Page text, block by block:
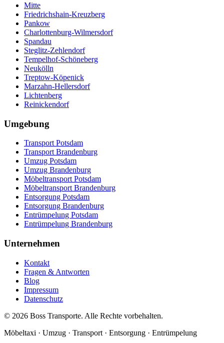
Mitte
Friedrichshain-Kreuzberg
Pankow
Charlottenburg-Wilmersdorf
Spandau
Steglitz-Zehlendorf
Tempelhof-Schöneberg
Neukölln
Treptow-Köpenick
Marzahn-Hellersdorf
Lichtenberg
Reinickendorf
Umgebung
Transport Potsdam
Transport Brandenburg
Umzug Potsdam
Umzug Brandenburg
Möbeltransport Potsdam
Möbeltransport Brandenburg
Entsorgung Potsdam
Entsorgung Brandenburg
Entrümpelung Potsdam
Entrümpelung Brandenburg
Unternehmen
Kontakt
Fragen & Antworten
Blog
Impressum
Datenschutz
© 2026 Boss Transporte. Alle Rechte vorbehalten.
Möbeltaxi · Umzug · Transport · Entsorgung · Entrümpelung